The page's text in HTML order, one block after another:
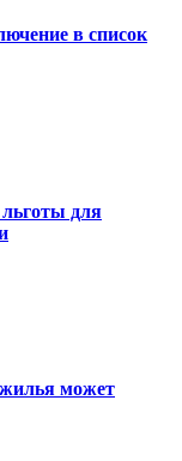
в список
для
может